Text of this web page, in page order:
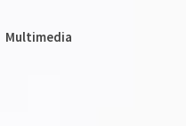
Multimedia